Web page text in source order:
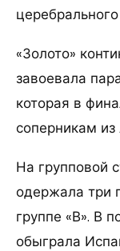
«Золото»
завоевала
которая в
соперникам
На групповой
одержала три
группе «В». В
обыграла